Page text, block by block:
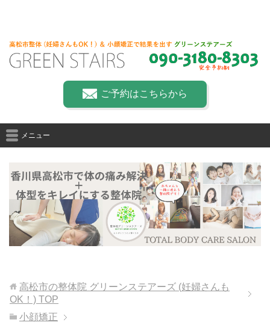
ご予約はこちらから
メニュー
高松市の整体院 グリーンステアーズ (妊婦さんも
OK！) TOP
小顔矯正